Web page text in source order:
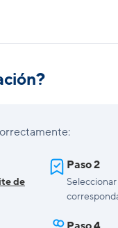
de
Paso 2